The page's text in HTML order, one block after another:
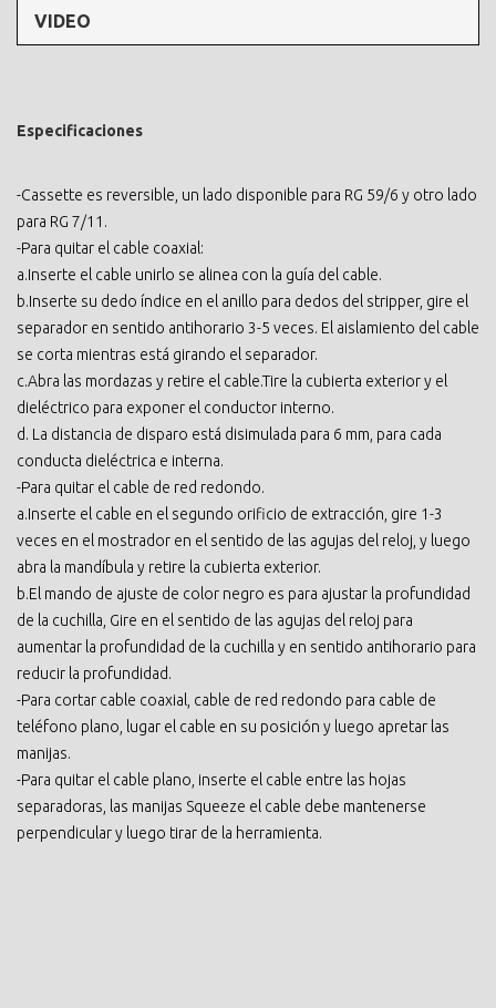
VIDEO
Especificaciones
-Cassette es reversible, un lado disponible para RG 59/6 y otro lado
para RG 7/11.
-Para quitar el cable coaxial:
a.Inserte el cable unirlo se alinea con la guía del cable.
b.Inserte su dedo índice en el anillo para dedos del stripper, gire el
separador en sentido antihorario 3-5 veces. El aislamiento del cable
se corta mientras está girando el separador.
c.Abra las mordazas y retire el cable.Tire la cubierta exterior y el
dieléctrico para exponer el conductor interno.
d. La distancia de disparo está disimulada para 6 mm, para cada
conducta dieléctrica e interna.
-Para quitar el cable de red redondo.
a.Inserte el cable en el segundo orificio de extracción, gire 1-3
veces en el mostrador en el sentido de las agujas del reloj, y luego
abra la mandíbula y retire la cubierta exterior.
b.El mando de ajuste de color negro es para ajustar la profundidad
de la cuchilla, Gire en el sentido de las agujas del reloj para
aumentar la profundidad de la cuchilla y en sentido antihorario para
reducir la profundidad.
-Para cortar cable coaxial, cable de red redondo para cable de
teléfono plano, lugar el cable en su posición y luego apretar las
manijas.
-Para quitar el cable plano, inserte el cable entre las hojas
separadoras, las manijas Squeeze el cable debe mantenerse
perpendicular y luego tirar de la herramienta.